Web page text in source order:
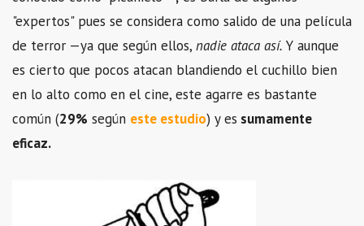
"expertos" pues se considera como salido de una película
de terror —ya que según ellos, nadie ataca así. Y aunque
es cierto que pocos atacan blandiendo el cuchillo bien
en lo alto como en el cine, este agarre es bastante
común (29% según este estudio) y es sumamente
eficaz.